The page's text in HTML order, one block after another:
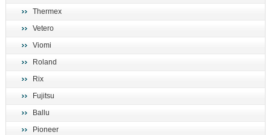
Thermex
Vetero
Viomi
Roland
Rix
Fujitsu
Ballu
Pioneer